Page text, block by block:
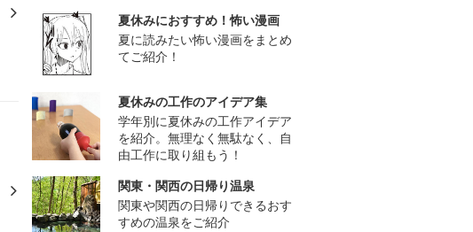
夏休みにおすすめ！怖い漫画
夏に読みたい怖い漫画をまとめ
てご紹介！
夏休みの工作のアイデア集
学年別に夏休みの工作アイデア
を紹介。無理なく無駄なく、自
由工作に取り組もう！
関東・関西の日帰り温泉
関東や関西の日帰りできるおす
すめの温泉をご紹介